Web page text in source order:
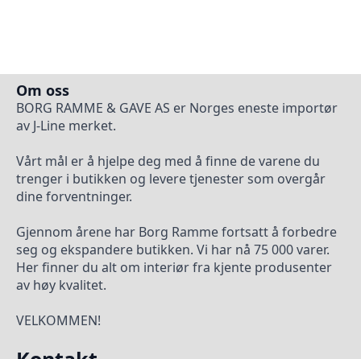
Om oss
BORG RAMME & GAVE AS er Norges eneste importør
av J-Line merket.
Vårt mål er å hjelpe deg med å finne de varene du
trenger i butikken og levere tjenester som overgår
dine forventninger.
Gjennom årene har Borg Ramme fortsatt å forbedre
seg og ekspandere butikken. Vi har nå 75 000 varer.
Her finner du alt om interiør fra kjente produsenter
av høy kvalitet.
VELKOMMEN!